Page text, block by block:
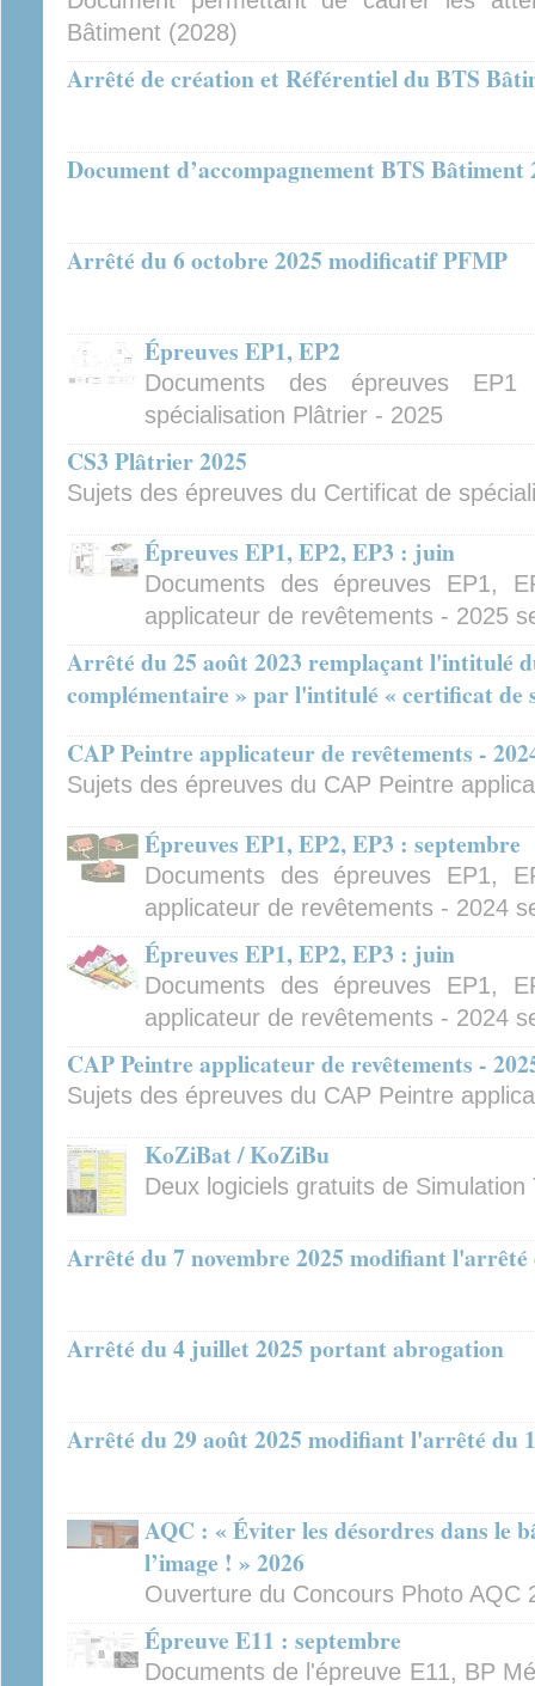
Bâtiment (2028)
Arrêté de création et Référentiel du BTS
Document d’accompagnement BTS Bâtiment
Arrêté du 6 octobre 2025 modificatif PFMP
Épreuves EP1, EP2
Documents des épreuves
spécialisation Plâtrier - 2025
CS3 Plâtrier 2025
Sujets des épreuves du Certificat de
Épreuves EP1, EP2, EP3 : juin
Documents des épreuves EP1,
applicateur de revêtements - 2025
Arrêté du 25 août 2023 remplaçant l'intitulé
complémentaire » par l'intitulé « certificat de
CAP Peintre applicateur de revêtements -
Sujets des épreuves du CAP Peintre
Épreuves EP1, EP2, EP3 : septembre
Documents des épreuves EP1,
applicateur de revêtements - 2024
Épreuves EP1, EP2, EP3 : juin
Documents des épreuves EP1,
applicateur de revêtements - 2024
CAP Peintre applicateur de revêtements -
Sujets des épreuves du CAP Peintre
KoZiBat / KoZiBu
Deux logiciels gratuits de
Arrêté du 7 novembre 2025 modifiant
Arrêté du 4 juillet 2025 portant abrogation
Arrêté du 29 août 2025 modifiant l'arrêté du
AQC : « Éviter les désordres dans le
l’image ! » 2026
Ouverture du Concours Photo AQC
Épreuve E11 : septembre
Documents de l'épreuve E11, BP